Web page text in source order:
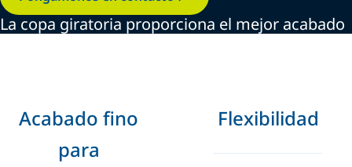
La copa giratoria proporciona el mejor acabado
Acabado fino
para
Flexibilidad